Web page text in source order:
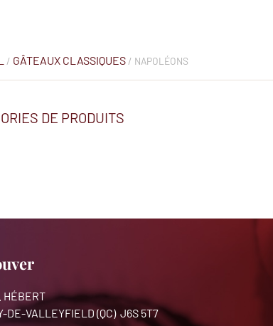
/ GÂTEAUX CLASSIQUES / NAPOLÉONS
DE PRODUITS
HÉBERT
DE-VALLEYFIELD (QC) J6S 5T7